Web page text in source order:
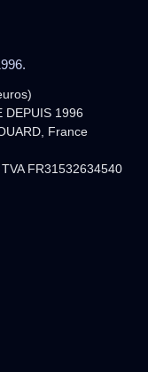
DEPUIS 1996
France
FR31532634540